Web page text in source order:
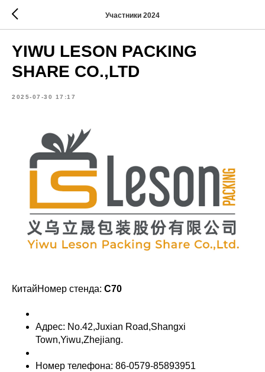
Участники 2024
YIWU LESON PACKING
SHARE CO.,LTD
2025-07-30 17:17
КитайНомер стенда: C70
Адрес: No.42,Juxian Road,Shangxi
Town,Yiwu,Zhejiang.
Номер телефона: 86-0579-85893951